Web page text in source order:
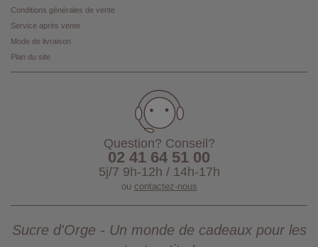
Conditions générales de vente
Service après vente
Mode de livraison
Plan du site
Question? Conseil?
02 41 64 51 00
5j/7 9h-12h / 14h-17h
ou contactez-nous
Sucre d'Orge - Un monde de cadeaux pour les